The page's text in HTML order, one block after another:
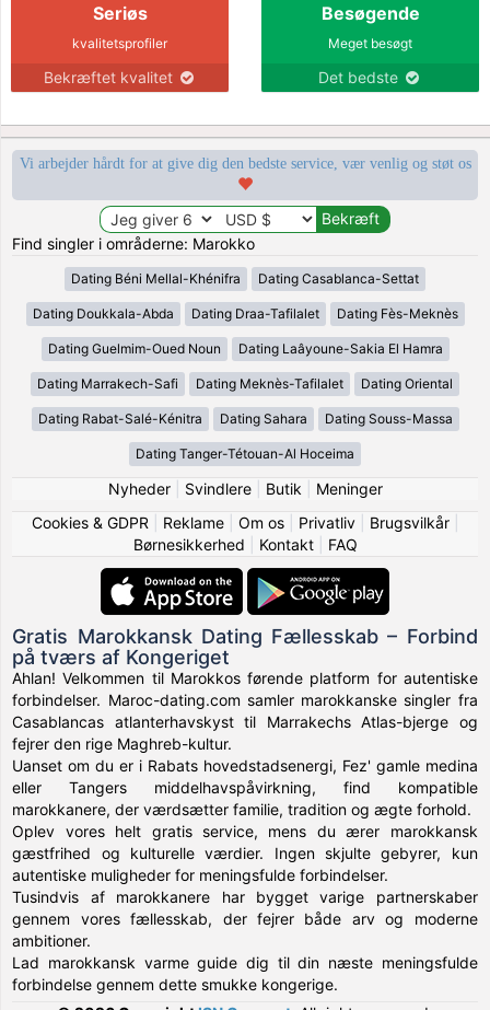
Seriøs
kvalitetsprofiler
Bekræftet kvalitet
Besøgende
Meget besøgt
Det bedste
Vi arbejder hårdt for at give dig den bedste service, vær venlig og støt os
Find singler i områderne: Marokko
Dating Béni Mellal-Khénifra Dating Casablanca-Settat
Dating Doukkala-Abda Dating Draa-Tafilalet Dating Fès-Meknès
Dating Guelmim-Oued Noun Dating Laâyoune-Sakia El Hamra
Dating Marrakech-Safi Dating Meknès-Tafilalet Dating Oriental
Dating Rabat-Salé-Kénitra Dating Sahara Dating Souss-Massa
Dating Tanger-Tétouan-Al Hoceima
Nyheder| Svindlere| Butik
Meninger
Cookies & GDPR
Reklame| Om os| Privatliv| Brugsvilkår|
Børnesikkerhed
Kontakt| FAQ
Gratis Marokkansk Dating Fællesskab – Forbind
på tværs af Kongeriget
Ahlan! Velkommen til Marokkos førende platform for autentiske
forbindelser. Maroc-dating.com samler marokkanske singler fra
Casablancas atlanterhavskyst til Marrakechs Atlas-bjerge og
fejrer den rige Maghreb-kultur.
Uanset om du er i Rabats hovedstadsenergi, Fez' gamle medina
eller Tangers middelhavspåvirkning, find kompatible
marokkanere, der værdsætter familie, tradition og ægte forhold.
Oplev vores helt gratis service, mens du ærer marokkansk
gæstfrihed og kulturelle værdier. Ingen skjulte gebyrer, kun
autentiske muligheder for meningsfulde forbindelser.
Tusindvis af marokkanere har bygget varige partnerskaber
gennem vores fællesskab, der fejrer både arv og moderne
ambitioner.
Lad marokkansk varme guide dig til din næste meningsfulde
forbindelse gennem dette smukke kongerige.